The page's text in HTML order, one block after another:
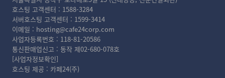
호스팅 고객센터 : 1588-3284
서버호스팅 고객센터 : 1599-3414
이메일 : hosting@cafe24corp.com
사업자등록번호 : 118-81-20586
통신판매업신고 : 동작 제02-680-078호
[사업자정보확인]
호스팅 제공 : 카페24(주)